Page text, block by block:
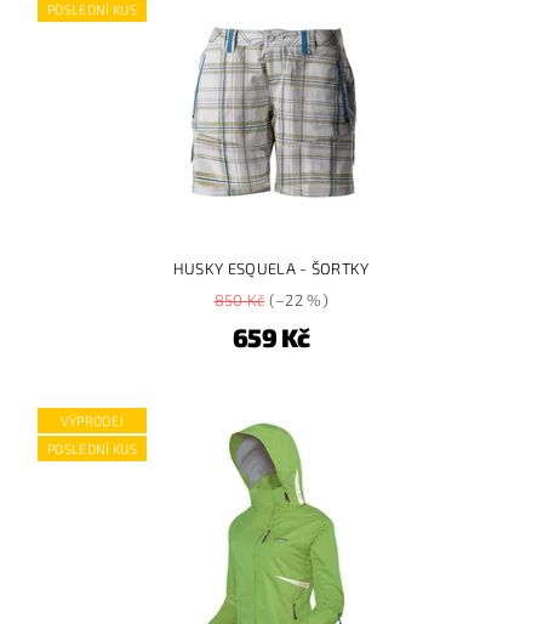
POSLEDNÍ KUS
HUSKY ESQUELA - ŠORTKY
850 Kč(–22 %)
659 Kč
VÝPRODEJ
POSLEDNÍ KUS